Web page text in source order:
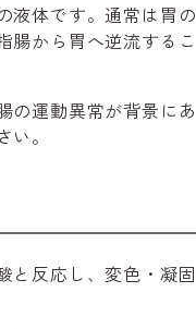
液体です。通常は胃の
腸から胃へ逆流するこ
の運動異常が背景にあ
。
と反応し、変色・凝固